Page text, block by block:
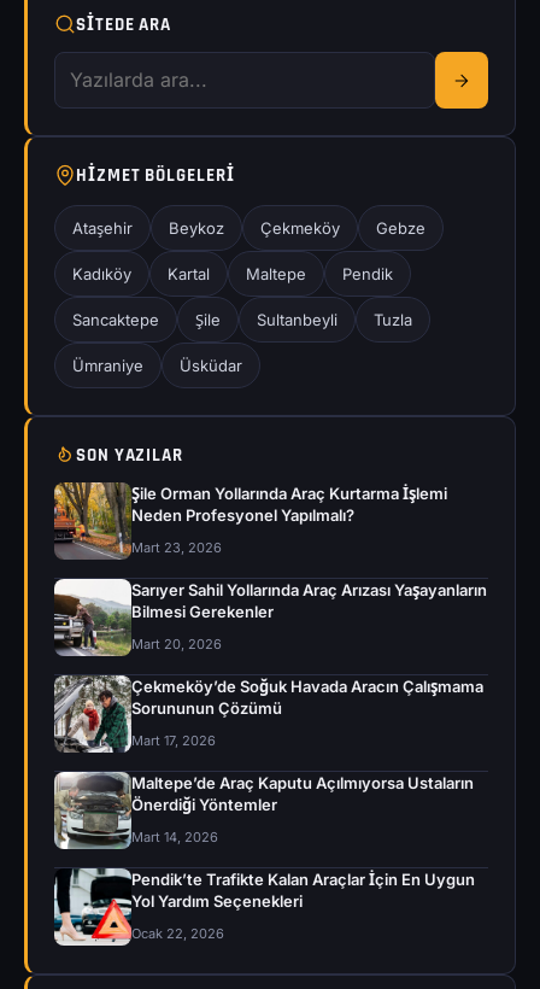
SITEDE ARA
HIZMET BÖLGELERI
Ataşehir Beykoz Çekmeköy Gebze
Kadıköy Kartal Maltepe Pendik
Sancaktepe Şile Sultanbeyli Tuzla
Ümraniye Üsküdar
SON YAZILAR
Şile Orman Yollarında Araç Kurtarma İşlemi
Neden Profesyonel Yapılmalı?
Mart 23, 2026
Sarıyer Sahil Yollarında Araç Arızası Yaşayanların
Bilmesi Gerekenler
Mart 20, 2026
Çekmeköy’de Soğuk Havada Aracın Çalışmama
Sorununun Çözümü
Mart 17, 2026
Maltepe’de Araç Kaputu Açılmıyorsa Ustaların
Önerdiği Yöntemler
Mart 14, 2026
Pendik’te Trafikte Kalan Araçlar İçin En Uygun
Yol Yardım Seçenekleri
Ocak 22, 2026